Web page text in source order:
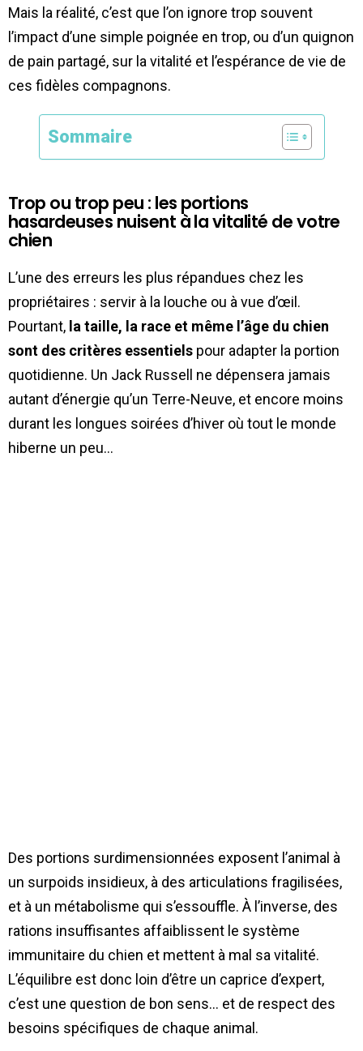
Mais la réalité, c’est que l’on ignore trop souvent
l’impact d’une simple poignée en trop, ou d’un quignon
de pain partagé, sur la vitalité et l’espérance de vie de
ces fidèles compagnons.
Sommaire
Trop ou trop peu : les portions
hasardeuses nuisent à la vitalité de votre
chien
L’une des erreurs les plus répandues chez les
propriétaires : servir à la louche ou à vue d’œil.
Pourtant, la taille, la race et même l’âge du chien
sont des critères essentiels pour adapter la portion
quotidienne. Un Jack Russell ne dépensera jamais
autant d’énergie qu’un Terre-Neuve, et encore moins
durant les longues soirées d’hiver où tout le monde
hiberne un peu…
Des portions surdimensionnées exposent l’animal à
un surpoids insidieux, à des articulations fragilisées,
et à un métabolisme qui s’essouffle. À l’inverse, des
rations insuffisantes affaiblissent le système
immunitaire du chien et mettent à mal sa vitalité.
L’équilibre est donc loin d’être un caprice d’expert,
c’est une question de bon sens… et de respect des
besoins spécifiques de chaque animal.